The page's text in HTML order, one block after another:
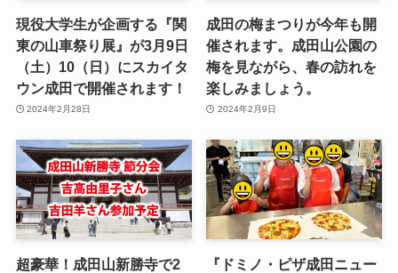
現役大学生が企画する『関
東の山車祭り展』が3月9日
（土）10（日）にスカイタ
ウン成田で開催されます！
2024年2月28日
成田の梅まつりが今年も開
催されます。成田山公園の
梅を見ながら、春の訪れを
楽しみましょう。
2024年2月9日
超豪華！成田山新勝寺で2
『ドミノ・ピザ成田ニュー